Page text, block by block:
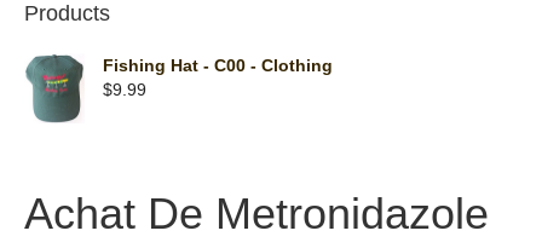
Products
Fishing Hat - C00 - Clothing
$9.99
Achat De Metronidazole